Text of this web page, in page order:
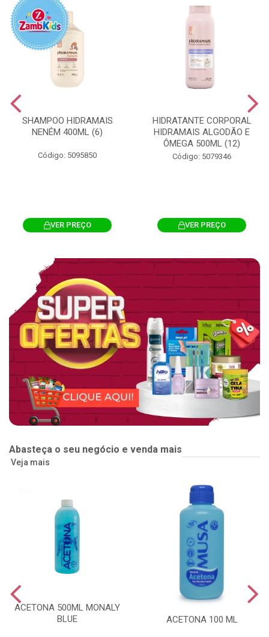
SHAMPOO HIDRAMAIS
NENÉM 400ML (6)
Código: 5095850
VER PREÇO
HIDRATANTE CORPORAL
HIDRAMAIS ALGODÃO E
ÔMEGA 500ML (12)
Código: 5079346
VER PREÇO
Abasteça o seu negócio e venda mais
Veja mais
ACETONA 500ML MONALY
BLUE
ACETONA 100 ML